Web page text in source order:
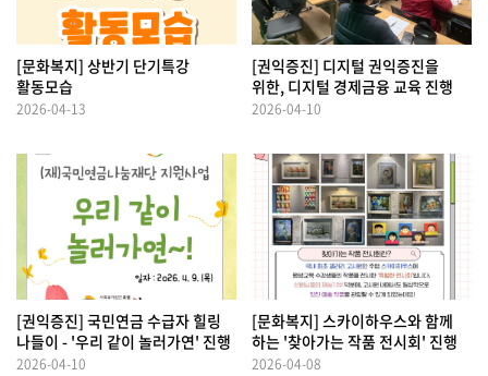
[문화복지] 상반기 단기특강
활동모습
2026-04-13
[권익증진] 디지털 권익증진을
위한, 디지털 경제금융 교육 진행
2026-04-10
[권익증진] 국민연금 수급자 힐링
나들이 - '우리 같이 놀러가연' 진행
2026-04-10
[문화복지] 스카이하우스와 함께
하는 '찾아가는 작품 전시회' 진행
2026-04-08